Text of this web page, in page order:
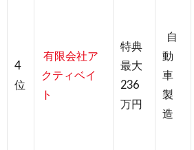
4
位
有限会社ア
クティベイ
ト
特典
最大
236
万円
自
動
車
製
造